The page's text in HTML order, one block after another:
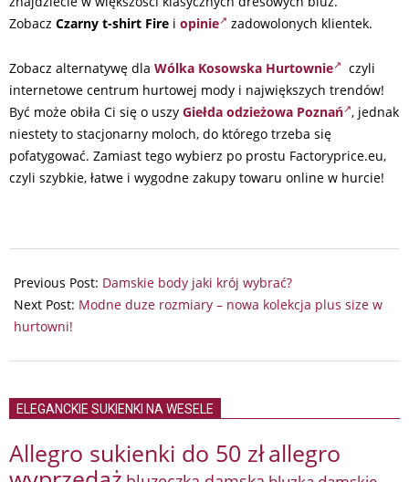
Zobacz Czarny t-shirt Fire i opinie zadowolonych klientek.
Zobacz alternatywę dla Wólka Kosowska Hurtownie
czyli
internetowe centrum hurtowej mody i największych trendów!
Być może obiła Ci się o uszy Giełda odzieżowa Poznań , jednak
niestety to stacjonarny moloch, do którego trzeba się
pofatygować. Zamiast tego wybierz po prostu Factoryprice.eu,
czyli szybkie, łatwe i wygodne zakupy towaru online w hurcie!
03-
03
Previous Post: Damskie body jaki krój wybrać?
Next Post: Modne duze rozmiary – nowa kolekcja plus size w
hurtowni!
ELEGANCKIE SUKIENKI NA WESELE
Allegro sukienki do 50 złallegro